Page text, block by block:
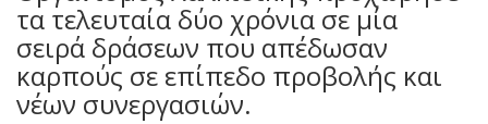
τα τελευταία δύο χρόνια σε μία
σειρά δράσεων που απέδωσαν
καρπούς σε επίπεδο προβολής και
νέων συνεργασιών.